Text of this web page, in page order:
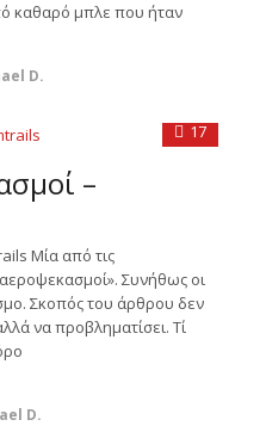
καθαρό μπλε που ήταν
D.
17
–
Μία από τις
Συνήθως οι
Σκοπός του άρθρου δεν
να προβληματίσει. Τί
D.